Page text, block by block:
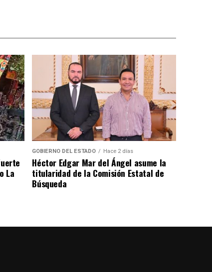
La
GOBIERNO DEL ESTADO Hace 2 días
Héctor Edgar Mar del Ángel asume la
titularidad de la Comisión Estatal de
Búsqueda